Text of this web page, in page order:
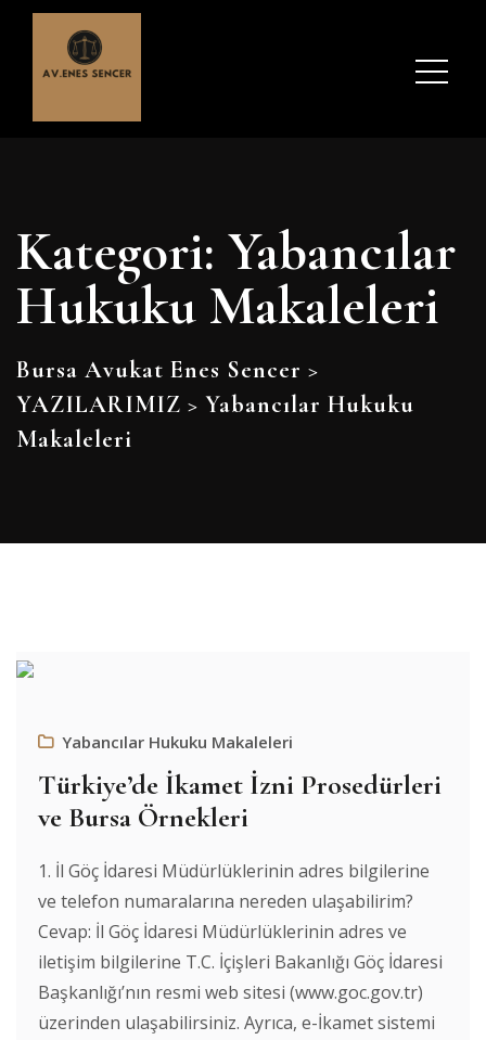
Kategori: Yabancılar
Hukuku Makaleleri
Bursa Avukat Enes Sencer >
YAZILARIMIZ > Yabancılar Hukuku
Makaleleri
Yabancılar Hukuku Makaleleri
Türkiye’de İkamet İzni Prosedürleri
ve Bursa Örnekleri
1. İl Göç İdaresi Müdürlüklerinin adres bilgilerine
ve telefon numaralarına nereden ulaşabilirim?
Cevap: İl Göç İdaresi Müdürlüklerinin adres ve
iletişim bilgilerine T.C. İçişleri Bakanlığı Göç İdaresi
Başkanlığı’nın resmi web sitesi (www.goc.gov.tr)
üzerinden ulaşabilirsiniz. Ayrıca, e-İkamet sistemi